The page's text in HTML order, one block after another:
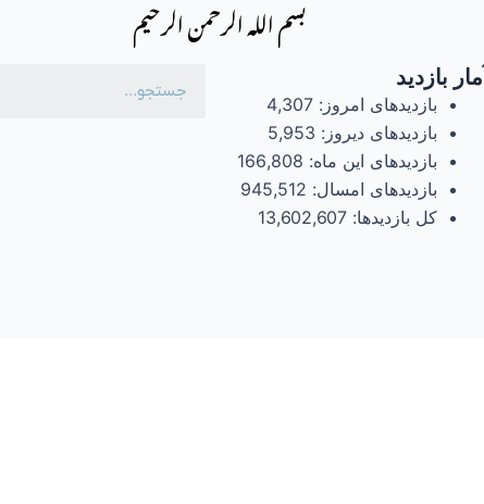
بسم الله الرحمن الرحیم
آمار بازدید
بازدیدهای امروز:4,307
بازدیدهای دیروز: 5,953
بازدیدهای این ماه: 166,808
بازدیدهای امسال: 945,512
کل بازدیدها:13,602,607